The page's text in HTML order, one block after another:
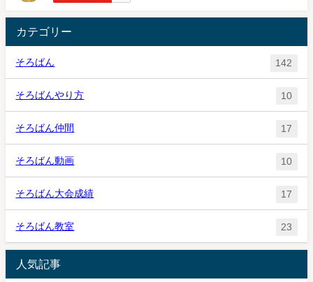
カテゴリー
そろばん 142
そろばんやり方 10
そろばん仲間 17
そろばん動画 10
そろばん大会成績 17
そろばん教室 23
人気記事